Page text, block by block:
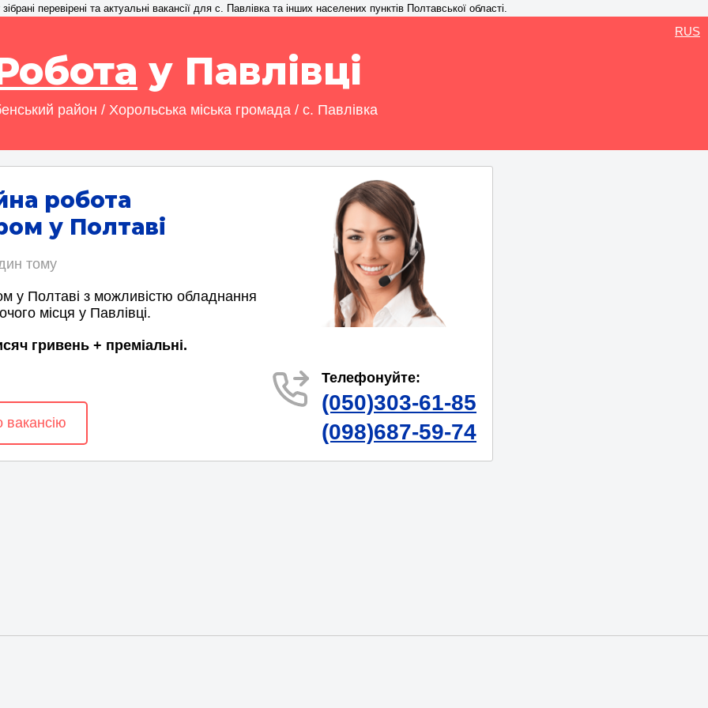
перевірені та актуальні вакансії для с. Павлівка та інших населених пунктів Полтавської області.
у Павлівці
район / Хорольська міська громада / с. Павлівка
RUS
робота
у Полтаві
тому
у Полтаві з можливістю обладнання
місця у Павлівці.
гривень + преміальні.
вакансію
Телефонуйте:
(050)303-61-85
(098)687-59-74